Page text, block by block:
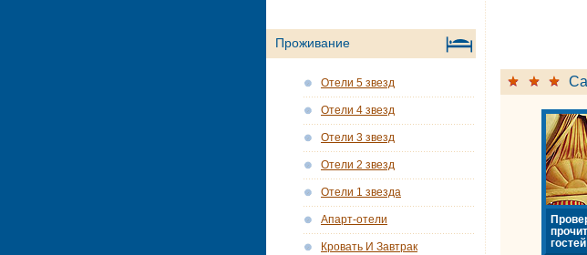
гостей
Проживание
Отели 5 звезд
Отели 4 звезд
Отели 3 звезд
Отели 2 звезд
Отели 1 звезда
Апарт-отели
Кровать И Завтрак